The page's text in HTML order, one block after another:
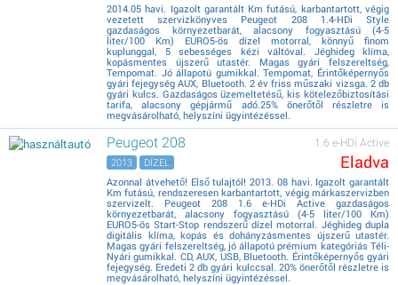
2014.05 havi. Igazolt garantált Km futású, karbantartott, végig
vezetett szervizkönyves Peugeot 208 1.4-HDi Style
gazdaságos környezetbarát, alacsony fogyasztású (4-5
liter/100 Km) EURO5-ös dízel motorral, könnyű finom
kuplunggal, 5 sebességes kézi váltóval. Jéghideg klíma,
kopásmentes újszerű utastér. Magas gyári felszereltség,
Tempomat. Jó állapotú gumikkal. Tempomat, Érintőképernyős
gyári fejegység AUX, Bluetooth. 2 év friss műszaki vizsga. 2 db
gyári kulcs. Gazdaságos üzemeltetésű, kis kötelezőbiztosítási
tarifa, alacsony gépjármű adó.25% önerőtől részletre is
megvásárolható, helyszíni ügyintézéssel.
Peugeot 208 1.6 e-HDi Active
Eladva
2013 DÍZEL
Azonnal átvehető! Első tulajtól! 2013. 08 havi. Igazolt garantált
Km futású, rendszeresen karbantartott, végig márkaszervizben
szervizelt. Peugeot 208 1.6 e-HDi Active gazdaságos
környezetbarát, alacsony fogyasztású (4-5 liter/100 Km)
EURO5-ös Start-Stop rendszerű dízel motorral. Jéghideg dupla
digitális klíma, kopás és dohányzásmentes újszerű utastér.
Magas gyári felszereltség, jó állapotú prémium kategóriás Téli-
Nyári gumikkal. CD, AUX, USB, Bluetooth. Érintőképernyős gyári
fejegység. Eredeti 2 db gyári kulccsal. 20% önerőtől részletre is
megvásárolható, helyszíni ügyintézéssel.